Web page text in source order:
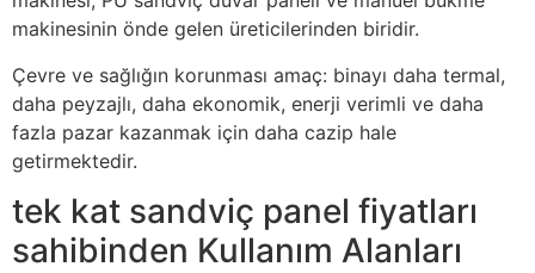
makinesinin önde gelen üreticilerinden biridir.
Çevre ve sağlığın korunması amaç: binayı daha termal,
daha peyzajlı, daha ekonomik, enerji verimli ve daha
fazla pazar kazanmak için daha cazip hale
getirmektedir.
tek kat sandviç panel fiyatları
sahibinden Kullanım Alanları